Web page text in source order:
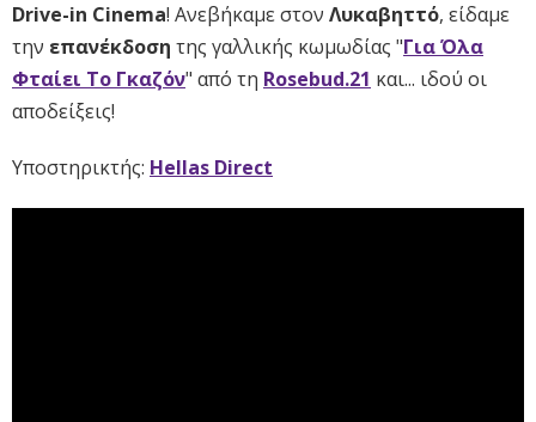
Drive-in Cinema! Ανεβήκαμε στον Λυκαβηττό, είδαμε
την επανέκδοση της γαλλικής κωμωδίας "Για Όλα
Φταίει Το Γκαζόν" από τη Rosebud.21 και... ιδού οι
αποδείξεις!
Υποστηρικτής: Hellas Direct